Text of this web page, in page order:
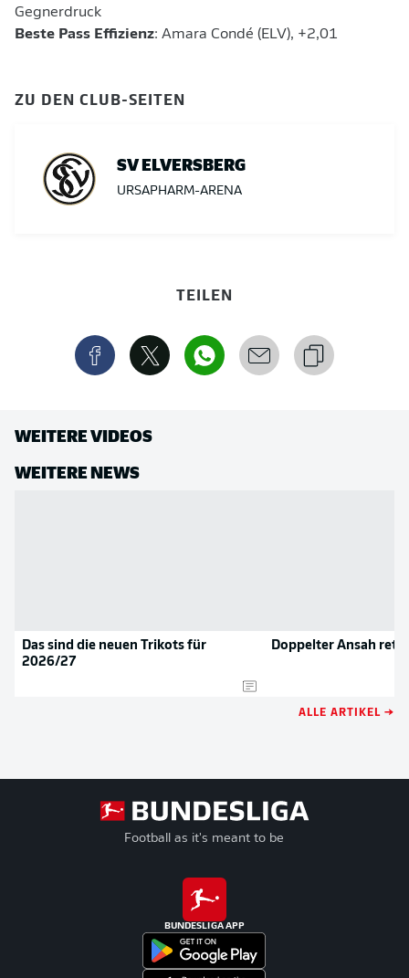
Gegnerdruck
Beste Pass Effizienz: Amara Condé (ELV), +2,01
ZU DEN CLUB-SEITEN
SV ELVERSBERG
URSAPHARM-ARENA
TEILEN
WEITERE VIDEOS
WEITERE NEWS
Das sind die neuen Trikots für
2026/27
Doppelter Ansah
ALLE ARTIKEL →
Football as it's meant to be
BUNDESLIGA APP